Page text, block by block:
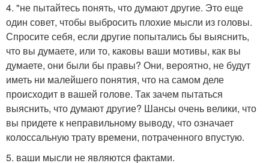
4. "не пытайтесь понять, что думают другие. Это еще
один совет, чтобы выбросить плохие мысли из головы.
Спросите себя, если другие попытались бы выяснить,
что вы думаете, или то, каковы ваши мотивы, как вы
думаете, они были бы правы? Они, вероятно, не будут
иметь ни малейшего понятия, что на самом деле
происходит в вашей голове. Так зачем пытаться
выяснить, что думают другие? Шансы очень велики, что
вы придете к неправильному выводу, что означает
колоссальную трату времени, потраченного впустую.
5. ваши мысли не являются фактами.